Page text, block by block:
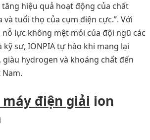
hiệu quả hoạt động của chất
tuổi thọ của cụm điện cực.”. Với
lực không mệt mỏi của đội ngũ các
kỹ sư, IONPIA tự hào khi mang lại
hydrogen và khoáng chất đến
điện giải ion